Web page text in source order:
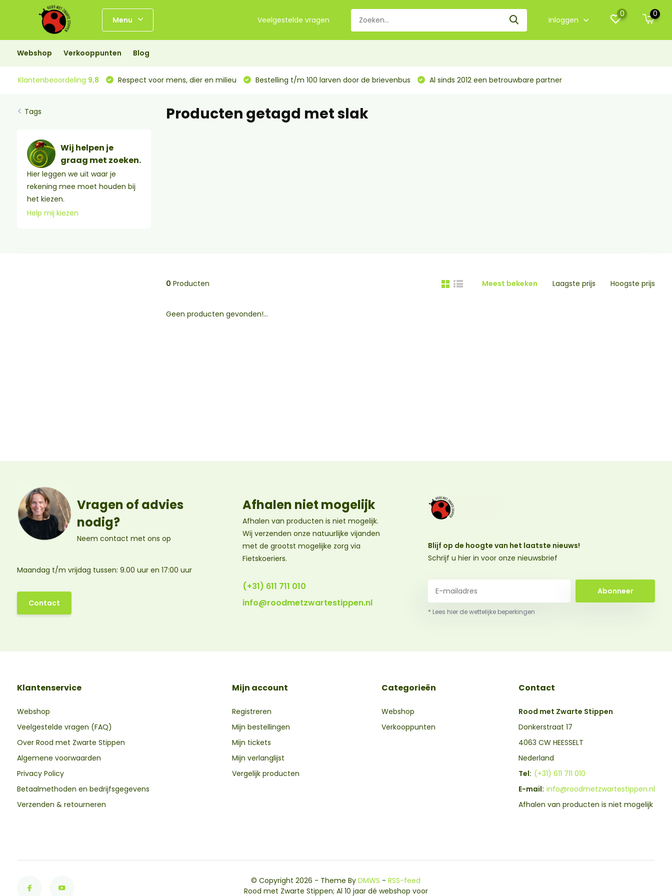
Menu Veelgestelde vragen Inloggen
0 0
Webshop Verkooppunten Blog
Klantenbeoordeling 9,8 Respect voor mens, dier en milieu Bestelling t/m 100 larven door de brievenbus Al sinds 2012 een betrouwbare partner
Tags
Wij helpen je
graag met zoeken.
Hier leggen we uit waar je
rekening mee moet houden bij
het kiezen.
Help mij kiezen
Producten getagd met slak
0 Producten Meest bekeken Laagste prijs Hoogste prijs
Geen producten gevonden!...
Vragen of advies
nodig?
Neem contact met ons op
Maandag t/m vrijdag tussen: 9.00 uur en 17:00 uur
Contact
Afhalen niet mogelijk
Afhalen van producten is niet mogelijk.
Wij verzenden onze natuurlijke vijanden
met de grootst mogelijke zorg via
Fietskoeriers.
(+31) 611 711 010
info@roodmetzwartestippen.nl
Blijf op de hoogte van het laatste nieuws!
Schrijf u hier in voor onze nieuwsbrief
Abonneer
* Lees hier de wettelijke beperkingen
Klantenservice
Webshop
Veelgestelde vragen (FAQ)
Over Rood met Zwarte Stippen
Algemene voorwaarden
Privacy Policy
Betaalmethoden en bedrijfsgegevens
Verzenden & retourneren
Mijn account
Registreren
Mijn bestellingen
Mijn tickets
Mijn verlanglijst
Vergelijk producten
Categorieën
Webshop
Verkooppunten
Contact
Rood met Zwarte Stippen
Donkerstraat 17
4063 CW HEESSELT
Nederland
Tel: (+31) 611 711 010
E-mail: info@roodmetzwartestippen.nl
Afhalen van producten is niet mogelijk
© Copyright 2026 - Theme ByDMWS -RSS-feed
Rood met Zwarte Stippen; Al 10 jaar dé webshop voor